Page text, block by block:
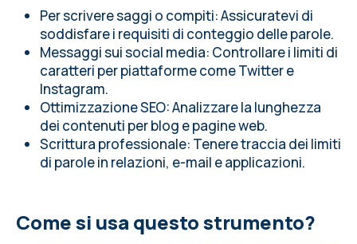
Per scrivere saggi o compiti: Assicuratevi di
soddisfare i requisiti di conteggio delle parole.
Messaggi sui social media: Controllare i limiti di
caratteri per piattaforme come Twitter e
Instagram.
Ottimizzazione SEO: Analizzare la lunghezza
dei contenuti per blog e pagine web.
Scrittura professionale: Tenere traccia dei limiti
di parole in relazioni, e-mail e applicazioni.
Come si usa questo strumento?